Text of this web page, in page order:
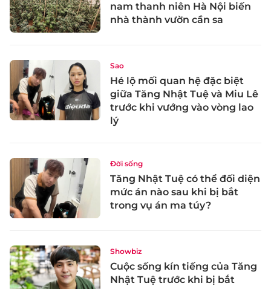
nam thanh niên Hà Nội biến
nhà thành vườn cần sa
Sao
Hé lộ mối quan hệ đặc biệt
giữa Tăng Nhật Tuệ và Miu Lê
trước khi vướng vào vòng lao
lý
Đời sống
Tăng Nhật Tuệ có thể đối diện
mức án nào sau khi bị bắt
trong vụ án ma túy?
Showbiz
Cuộc sống kín tiếng của Tăng
Nhật Tuệ trước khi bị bắt